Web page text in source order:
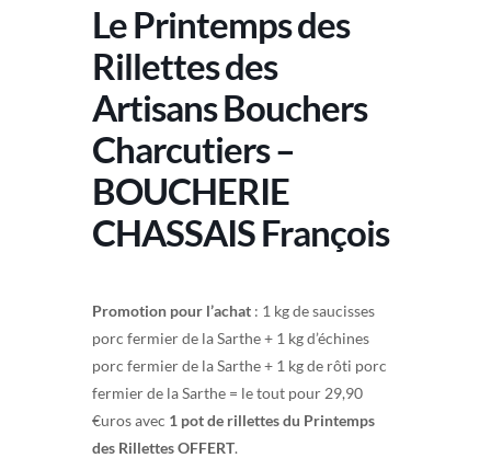
Le Printemps des
Rillettes des
Artisans Bouchers
Charcutiers –
BOUCHERIE
CHASSAIS François
Promotion pour l’achat : 1 kg de saucisses
porc fermier de la Sarthe + 1 kg d’échines
porc fermier de la Sarthe + 1 kg de rôti porc
fermier de la Sarthe = le tout pour 29,90
€uros avec 1 pot de rillettes du Printemps
des Rillettes OFFERT.